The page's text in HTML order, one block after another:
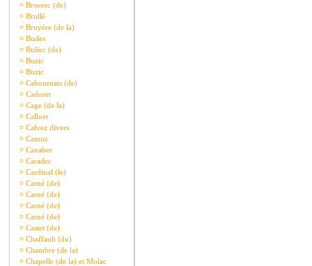
¤ Broerec (de)
¤ Brullé
¤ Bruyère (de la)
¤ Budes
¤ Buliec (de)
¤ Buzic
¤ Buzic
¤ Cabournais (de)
¤ Cadoret
¤ Cage (de la)
¤ Calloet
¤ Calvez divers
¤ Camus
¤ Canaber
¤ Caradec
¤ Cardinal (le)
¤ Carné (de)
¤ Carné (de)
¤ Carné (de)
¤ Carné (de)
¤ Castet (de)
¤ Chaffault (du)
¤ Chambre (de la)
¤ Chapelle (de la) et Molac